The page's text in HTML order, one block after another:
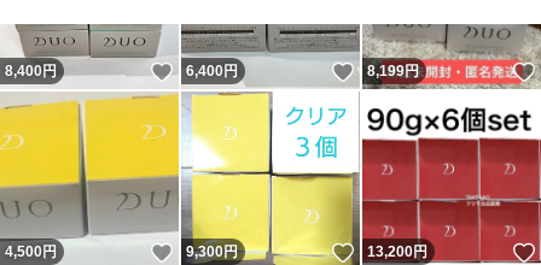
8,400円 いいね！
6,400円 いいね！
8,199円
4,500円 いいね！
9,300円 いいね！
13,200円